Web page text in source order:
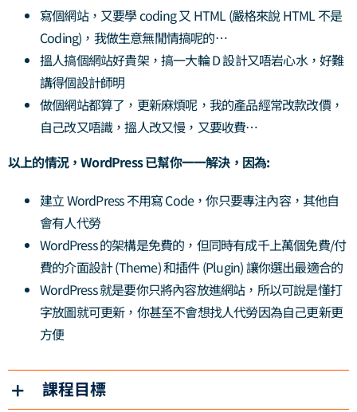
寫個網站，又要學 coding 又 HTML (嚴格來說 HTML 不是
Coding)，我做生意無閒情搞呢的…
搵人搞個網站好貴架，搞一大輪 D 設計又唔岩心水，好難
講得個設計師明
做個網站都算了，更新麻煩呢，我的產品經常改款改價，
自己改又唔識，搵人改又慢，又要收費…
以上的情況，WordPress 已幫你一一解決，因為:
建立 WordPress 不用寫 Code，你只要專注內容，其他自
會有人代勞
WordPress 的架構是免費的，但同時有成千上萬個免費/付
費的介面設計 (Theme) 和插件 (Plugin) 讓你選出最適合的
WordPress 就是要你只將內容放進網站，所以可說是懂打
字放圖就可更新，你甚至不會想找人代勞因為自己更新更
方便
課程目標